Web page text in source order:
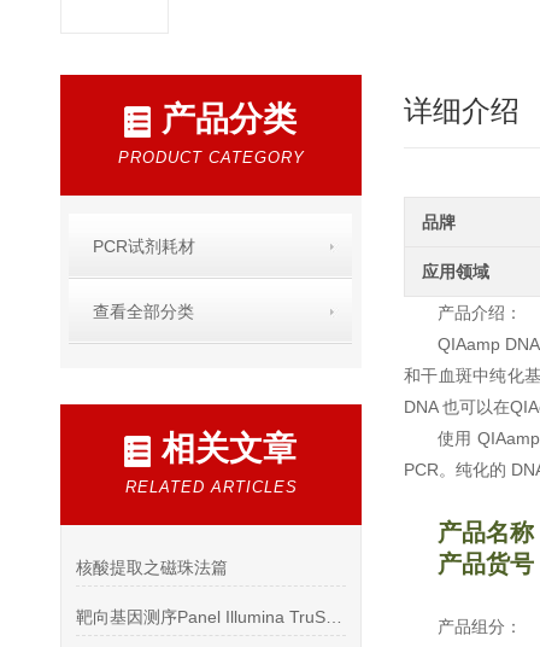
产品分类
PRODUCT CATEGORY
PCR试剂耗材
查看全部分类
相关文章
RELATED ARTICLES
核酸提取之磁珠法篇
详细介绍
品牌
应用领域
产品介绍：
QIAamp
和干血斑中纯化
DNA 也可以在
使用
PCR。纯化的
产品名称
产品货
产品组分：